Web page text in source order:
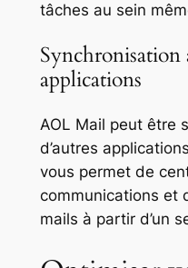
tâches au sein
Synchronisation
applications
AOL Mail peut être
d’autres
vous permet de
communications et
mails à partir d’un